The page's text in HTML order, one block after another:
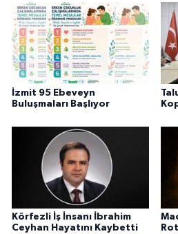
İzmit 95 Ebeveyn
Buluşmaları Başlıyor
Körfezli İş İnsanı İbrahim
Ceyhan Hayatını Kaybetti